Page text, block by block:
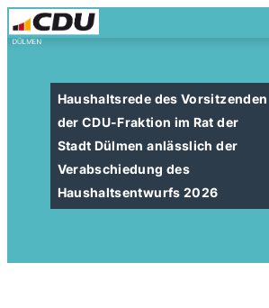
Haushaltsrede des Vorsitzenden
der CDU-Fraktion im Rat der
Stadt Dülmen anlässlich der
Verabschiedung des
Haushaltsentwurfs 2026